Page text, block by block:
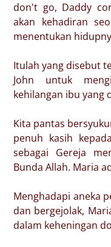
don't go, Daddy
akan kehadiran
menentukan
Itulah yang disebut
John untuk
kehilangan ibu yang
Kita pantas
penuh kasih
sebagai Gereja
Bunda Allah. Maria
Menghadapi aneka
dan bergejolak,
dalam keheningan